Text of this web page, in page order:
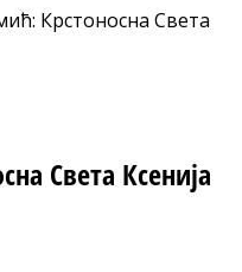
Крстоносна Света
Света Ксенија